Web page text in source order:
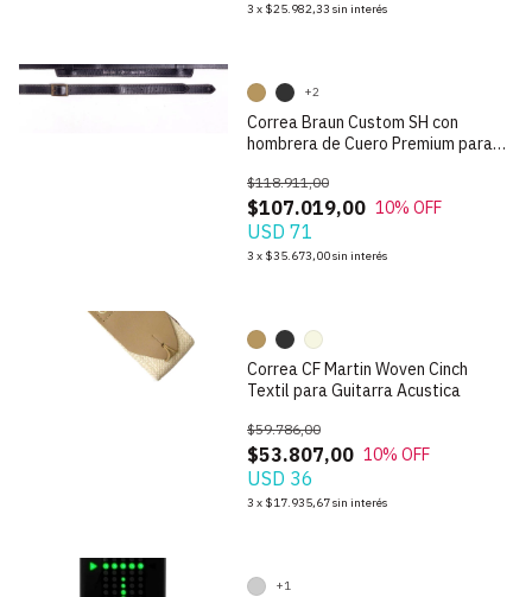
3 x $25.982,33 sin interés
Correa Braun Custom SH con
hombrera de Cuero Premium para
$107.019,00
$118.911,00
10% OFF
USD 71
3 x $35.673,00sin interés
+2
Correa CF Martin Woven Cinch
Textil para Guitarra Acustica
$53.807,00
$59.786,00
10% OFF
USD 36
3 x $17.935,67sin interés
+1